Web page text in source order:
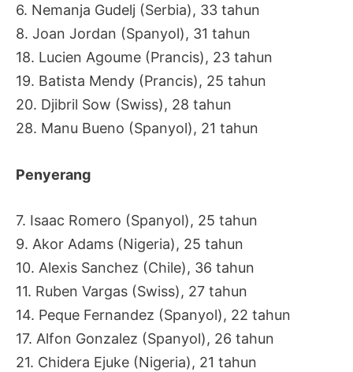
6. Nemanja Gudelj (Serbia), 33 tahun
8. Joan Jordan (Spanyol), 31 tahun
18. Lucien Agoume (Prancis), 23 tahun
19. Batista Mendy (Prancis), 25 tahun
20. Djibril Sow (Swiss), 28 tahun
28. Manu Bueno (Spanyol), 21 tahun
Penyerang
7. Isaac Romero (Spanyol), 25 tahun
9. Akor Adams (Nigeria), 25 tahun
10. Alexis Sanchez (Chile), 36 tahun
11. Ruben Vargas (Swiss), 27 tahun
14. Peque Fernandez (Spanyol), 22 tahun
17. Alfon Gonzalez (Spanyol), 26 tahun
21. Chidera Ejuke (Nigeria), 21 tahun